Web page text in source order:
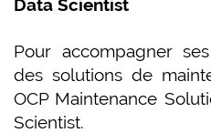
Data Scientist
Pour accompagner
des solutions de
OCP Maintenance
Scientist.